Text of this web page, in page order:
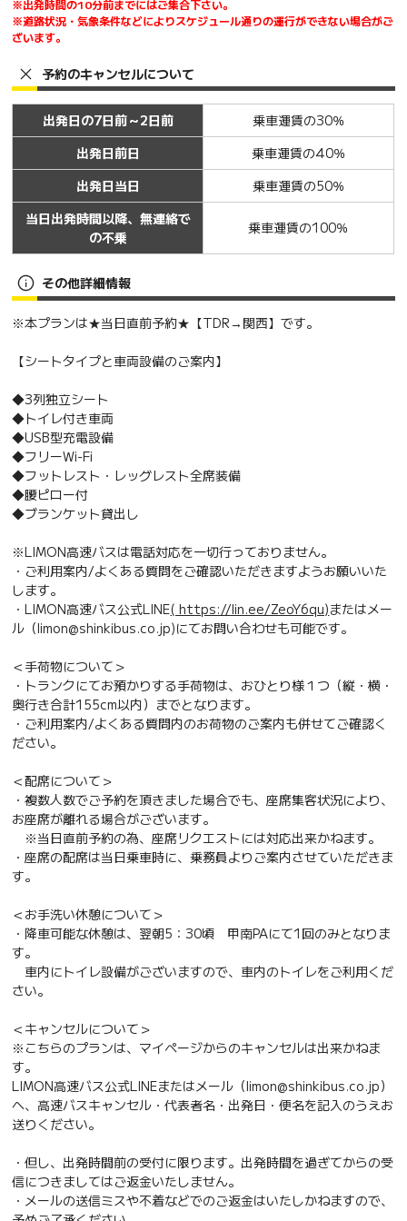
※出発時間の10分前までにはご集合下さい。
※道路状況・気象条件などによりスケジュール通りの運行ができない場合がご
ざいます。
予約のキャンセルについて
出発日の7日前～2日前
乗車運賃の30％
出発日前日
乗車運賃の40％
出発日当日
乗車運賃の50％
当日出発時間以降、無連絡で
の不乗
乗車運賃の100％
その他詳細情報
※本プランは★当日直前予約★【TDR→関西】です。
【シートタイプと車両設備のご案内】
◆3列独立シート
◆トイレ付き車両
◆USB型充電設備
◆フリーWi-Fi
◆フットレスト・レッグレスト全席装備
◆腰ピロー付
◆ブランケット貸出し
※LIMON高速バスは電話対応を一切行っておりません。
・ご利用案内/よくある質問をご確認いただきますようお願いいた
します。
・LIMON高速バス公式LINE( https://lin.ee/ZeoY6qu)またはメー
ル（limon@shinkibus.co.jp)にてお問い合わせも可能です。
＜手荷物について＞
・トランクにてお預かりする手荷物は、おひとり様１つ（縦・横・
奥行き合計155cm以内）までとなります。
・ご利用案内/よくある質問内のお荷物のご案内も併せてご確認く
ださい。
＜配席について＞
・複数人数でご予約を頂きました場合でも、座席集客状況により、
お座席が離れる場合がございます。
※当日直前予約の為、座席リクエストには対応出来かねます。
・座席の配席は当日乗車時に、乗務員よりご案内させていただきま
す。
＜お手洗い休憩について＞
・降車可能な休憩は、翌朝5：30頃 甲南PAにて1回のみとなりま
す。
車内にトイレ設備がございますので、車内のトイレをご利用くだ
さい。
＜キャンセルについて＞
※こちらのプランは、マイページからのキャンセルは出来かねま
す。
LIMON高速バス公式LINEまたはメール（limon@shinkibus.co.jp）
へ、高速バスキャンセル・代表者名・出発日・便名を記入のうえお
送りください。
・但し、出発時間前の受付に限ります。出発時間を過ぎてからの受
信につきましてはご返金いたしません。
・メールの送信ミスや不着などでのご返金はいたしかねますので、